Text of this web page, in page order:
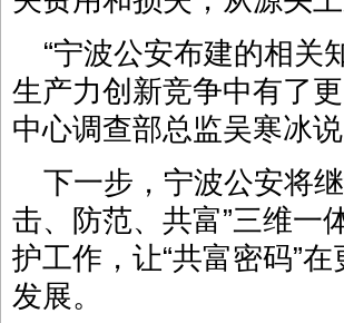
“宁波公安布建的相关
生产力创新竞争中有了
中心调查部总监吴寒冰说
下一步，宁波公安将
击、防范、共富”三维一
护工作，让“共富密码”
发展。